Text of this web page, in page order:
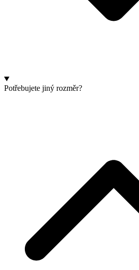
Potřebujete jiný rozměr?